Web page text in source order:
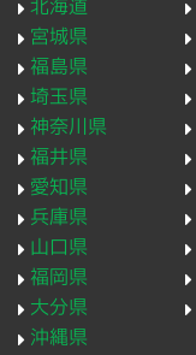
北海道
宮城県
福島県
埼玉県
神奈川県
福井県
愛知県
兵庫県
山口県
福岡県
大分県
沖縄県